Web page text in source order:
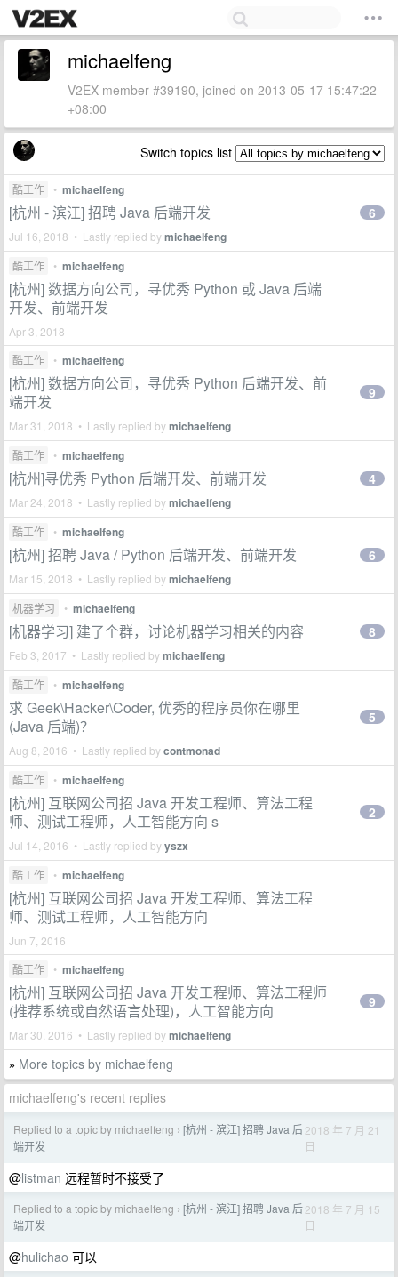
michaelfeng
V2EX member #39190, joined on 2013-05-17 15:47:22
+08:00
Switch topics list
酷工作 • michaelfeng
[杭州 - 滨江] 招聘 Java 后端开发
Jul 16, 2018 • Lastly replied bymichaelfeng
6
酷工作 • michaelfeng
[杭州] 数据方向公司，寻优秀 Python 或 Java 后端
开发、前端开发
Apr 3, 2018
酷工作
• michaelfeng
[杭州] 数据方向公司，寻优秀 Python 后端开发、前
端开发
Mar 31, 2018 • Lastly replied bymichaelfeng
9
酷工作 • michaelfeng
[杭州]寻优秀 Python 后端开发、前端开发
Mar 24, 2018 • Lastly replied bymichaelfeng
4
酷工作 • michaelfeng
[杭州] 招聘 Java / Python 后端开发、前端开发
Mar 15, 2018 • Lastly replied bymichaelfeng
6
机器学习 • michaelfeng
[机器学习] 建了个群，讨论机器学习相关的内容
Feb 3, 2017 • Lastly replied bymichaelfeng
8
酷工作 • michaelfeng
求 Geek\Hacker\Coder, 优秀的程序员你在哪里
(Java 后端)？
Aug 8, 2016 • Lastly replied bycontmonad
5
酷工作 • michaelfeng
[杭州] 互联网公司招 Java 开发工程师、算法工程
师、测试工程师，人工智能方向 s
Jul 14, 2016 • Lastly replied byyszx
2
酷工作 • michaelfeng
[杭州] 互联网公司招 Java 开发工程师、算法工程
师、测试工程师，人工智能方向
Jun 7, 2016
酷工作
• michaelfeng
[杭州] 互联网公司招 Java 开发工程师、算法工程师
(推荐系统或自然语言处理)，人工智能方向
Mar 30, 2016 • Lastly replied bymichaelfeng
9
» More topics by michaelfeng
michaelfeng's recent replies
Replied to a topic by michaelfeng › [杭州 - 滨江] 招聘 Java 后
端开发
2018 年 7 月 21
日
@listman 远程暂时不接受了
Replied to a topic by michaelfeng › [杭州 - 滨江] 招聘 Java 后
端开发
2018 年 7 月 15
日
@hulichao 可以